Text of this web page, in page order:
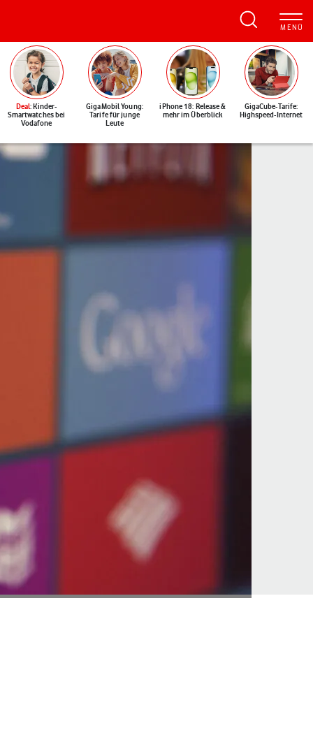
Deal: Kinder-
Smartwatches bei
Vodafone
GigaMobil Young:
Tarife für junge
Leute
iPhone 18: Release &
mehr im Überblick
GigaCube-Tarife:
Highspeed-Internet